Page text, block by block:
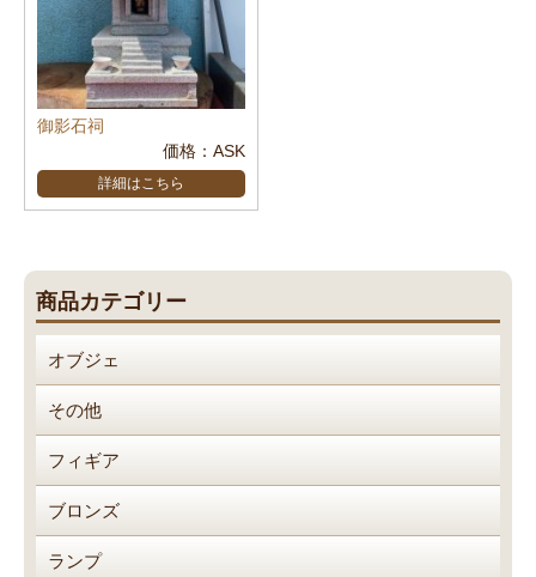
御影石祠
価格：ASK
詳細はこちら
商品カテゴリー
オブジェ
その他
フィギア
ブロンズ
ランプ